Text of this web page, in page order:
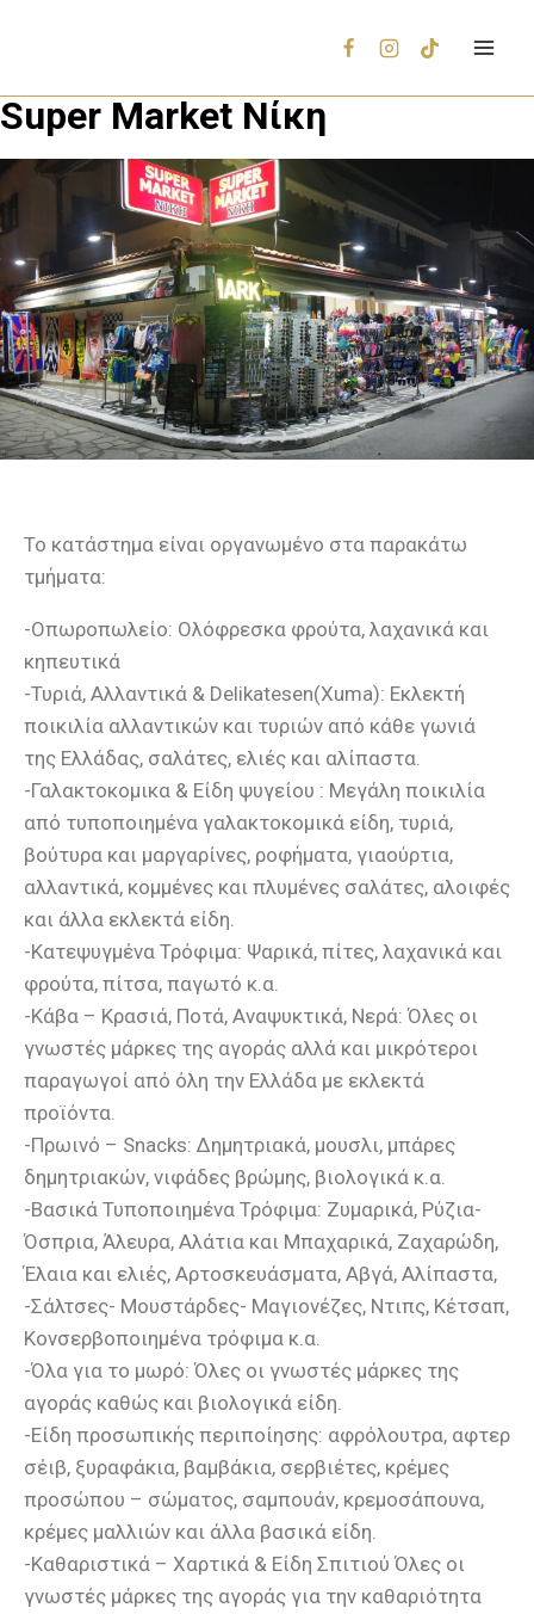
Super Market Νίκη
Το κατάστημα είναι οργανωμένο στα παρακάτω
τμήματα:
-Οπωροπωλείο: Ολόφρεσκα φρούτα, λαχανικά και
κηπευτικά
-Τυριά, Αλλαντικά & Delikatesen(Χuma): Εκλεκτή
ποικιλία αλλαντικών και τυριών από κάθε γωνιά
της Ελλάδας, σαλάτες, ελιές και αλίπαστα.
-Γαλακτοκομικα & Είδη ψυγείου : Μεγάλη ποικιλία
από τυποποιημένα γαλακτοκομικά είδη, τυριά,
βούτυρα και μαργαρίνες, ροφήματα, γιαούρτια,
αλλαντικά, κομμένες και πλυμένες σαλάτες, αλοιφές
και άλλα εκλεκτά είδη.
-Κατεψυγμένα Τρόφιμα: Ψαρικά, πίτες, λαχανικά και
φρούτα, πίτσα, παγωτό κ.α.
-Κάβα – Κρασιά, Ποτά, Αναψυκτικά, Νερά: Όλες οι
γνωστές μάρκες της αγοράς αλλά και μικρότεροι
παραγωγοί από όλη την Ελλάδα με εκλεκτά
προϊόντα.
-Πρωινό – Snacks: Δημητριακά, μουσλι, μπάρες
δημητριακών, νιφάδες βρώμης, βιολογικά κ.α.
-Βασικά Τυποποιημένα Τρόφιμα: Ζυμαρικά, Ρύζια-
Όσπρια, Άλευρα, Αλάτια και Μπαχαρικά, Ζαχαρώδη,
Έλαια και ελιές, Αρτοσκευάσματα, Αβγά, Αλίπαστα,
-Σάλτσες- Μουστάρδες- Μαγιονέζες, Ντιπς, Κέτσαπ,
Κονσερβοποιημένα τρόφιμα κ.α.
-Όλα για το μωρό: Όλες οι γνωστές μάρκες της
αγοράς καθώς και βιολογικά είδη.
-Είδη προσωπικής περιποίησης: αφρόλουτρα, αφτερ
σέιβ, ξυραφάκια, βαμβάκια, σερβιέτες, κρέμες
προσώπου – σώματος, σαμπουάν, κρεμοσάπουνα,
κρέμες μαλλιών και άλλα βασικά είδη.
-Καθαριστικά – Χαρτικά & Είδη Σπιτιού Όλες οι
γνωστές μάρκες της αγοράς για την καθαριότητα